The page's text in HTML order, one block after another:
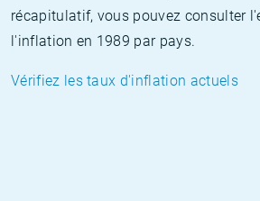
récapitulatif, vous pouvez consulter
l'inflation en 1989 par pays.
Vérifiez les taux d'inflation actuels